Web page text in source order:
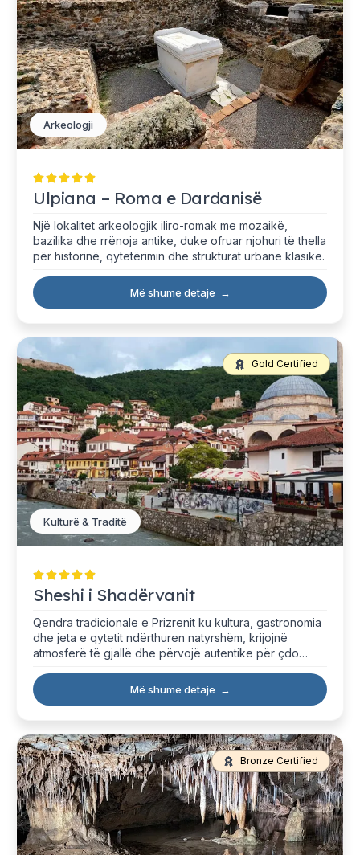
Arkeologji
Ulpiana – Roma e Dardanisë
Një lokalitet arkeologjik iliro-romak me mozaikë,
bazilika dhe rrënoja antike, duke ofruar njohuri të thella
për historinë, qytetërimin dhe strukturat urbane klasike.
Më shume detaje →
Gold Certified
Kulturë & Traditë
Sheshi i Shadërvanit
Qendra tradicionale e Prizrenit ku kultura, gastronomia
dhe jeta e qytetit ndërthuren natyrshëm, krijojnë
atmosferë të gjallë dhe përvojë autentike për çdo
Më shume detaje →
Bronze Certified